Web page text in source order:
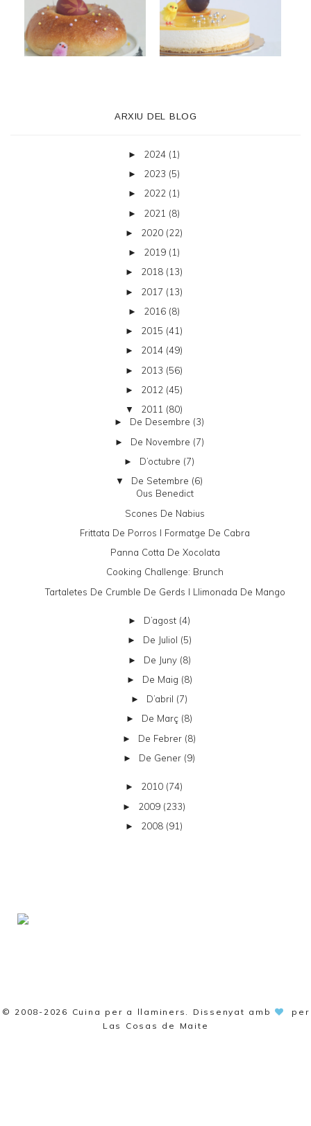
ARXIU DEL BLOG
► 2024 (1)
► 2023 (5)
► 2022 (1)
► 2021 (8)
► 2020 (22)
► 2019 (1)
► 2018 (13)
► 2017 (13)
► 2016 (8)
► 2015 (41)
► 2014 (49)
► 2013 (56)
► 2012 (45)
▼ 2011 (80)
► De Desembre (3)
► De Novembre (7)
► D’octubre (7)
▼ De Setembre (6)
Ous Benedict
Scones De Nabius
Frittata De Porros I Formatge De Cabra
Panna Cotta De Xocolata
Cooking Challenge: Brunch
Tartaletes De Crumble De Gerds I Llimonada De Mango
► D’agost (4)
► De Juliol (5)
► De Juny (8)
► De Maig (8)
► D’abril (7)
► De Març (8)
► De Febrer (8)
► De Gener (9)
► 2010 (74)
► 2009 (233)
► 2008 (91)
© 2008-2026 Cuina per a llaminers . Dissenyat amb
per
Las Cosas de Maite